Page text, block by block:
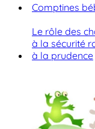
Comptines
Le rôle des
à la sécurité
à la prudence